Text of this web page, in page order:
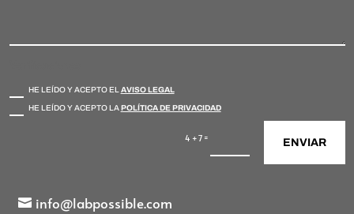
HE LEÍDO Y ACEPTO ELAVISO LEGAL
HE LEÍDO Y ACEPTO LAPOLÍTICA DE PRIVACIDAD
4 + 7= ENVIAR
info@labpossible.com